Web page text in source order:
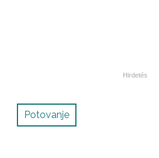
Potovanje